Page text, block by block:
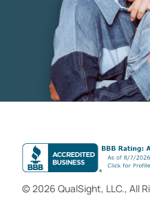
© 2026 QualSight, LLC., All